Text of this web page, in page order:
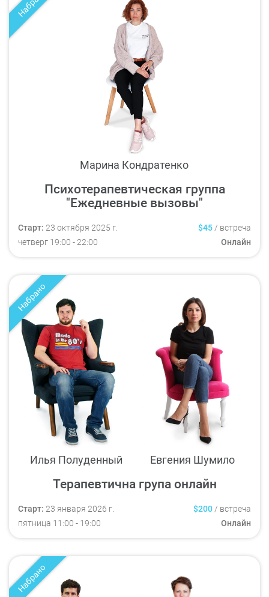
Марина Кондратенко
Психотерапевтическая группа
"Ежедневные вызовы"
Старт: 23 октября 2025 г. $45 / встреча
четверг 19:00 - 22:00 Онлайн
Илья Полуденный Евгения Шумило
Терапевтична група онлайн
Старт: 23 января 2026 г. $200 / встреча
пятница 11:00 - 19:00 Онлайн
Набрано
Набрано